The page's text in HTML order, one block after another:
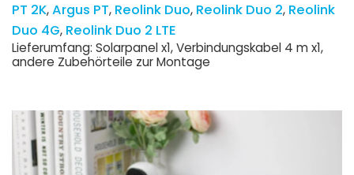
PT 2K Argus PT Reolink Duo Reolink Duo 2 Reolink
Duo 4G Reolink Duo 2 LTE
Lieferumfang: Solarpanel x1, Verbindungskabel 4 m x1,
andere Zubehörteile zur Montage